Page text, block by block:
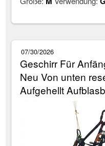
07/30/2026
Geschirr Für
Neu Von unten
Aufgehellt